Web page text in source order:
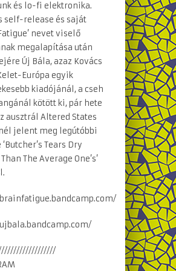
és lo-fi elektronika.
self-release és saját
nevet viselő
megalapítása után
Új Bála, azaz Kovács
Európa egyik
kiadójánál, a cseh
kötött ki, pár hete
ausztrál Altered States
jelent meg legútóbbi
‘Butcher’s Tears Dry
The Average One’s’